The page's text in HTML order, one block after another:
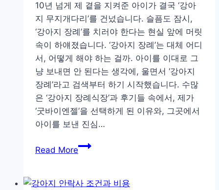
이
것
만
은
알
자
(반
려
동
물
장
례,
견
10년 넘게 제 곁을 지켜준 아이가 결국 ‘강아
지 무지개다리’를 건넜습니다. 슬픔도 잠시,
‘강아지 장례’를 치러야 한다는 현실 앞에 머릿
속이 하얘졌습니다. ‘강아지 장례’는 대체 어디
서, 어떻게 해야 하는 걸까. 아이를 이대로 그
냥 보내면 안 된다는 생각에, 울면서 ‘강아지
장례’라고 검색부터 하기 시작했습니다. 수많
은 ‘강아지 장례식장’과 후기들 속에서, 제가
‘굿바이엔젤’을 선택하게 된 이유와, 그곳에서
아이를 보낸 진심…
Read More‘강
장